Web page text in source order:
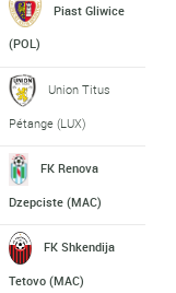
Piast Gliwice
(POL)
Union Titus
Pétange (LUX)
FK Renova
Dzepciste (MAC)
FK Shkendija
Tetovo (MAC)